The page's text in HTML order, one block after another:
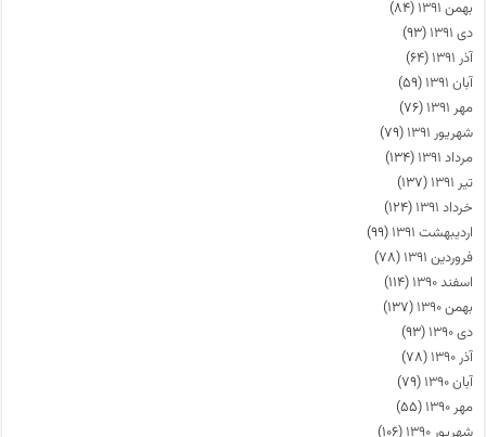
بهمن ۱۳۹۱
(۸۴)
دی ۱۳۹۱
(۹۳)
آذر ۱۳۹۱
(۶۴)
آبان ۱۳۹۱
(۵۹)
مهر ۱۳۹۱
(۷۶)
شهریور ۱۳۹۱
(۷۹)
مرداد ۱۳۹۱
(۱۳۴)
تیر ۱۳۹۱
(۱۳۷)
خرداد ۱۳۹۱
(۱۲۴)
اردیبهشت ۱۳۹۱
(۹۹)
فروردین ۱۳۹۱
(۷۸)
اسفند ۱۳۹۰
(۱۱۴)
بهمن ۱۳۹۰
(۱۳۷)
دی ۱۳۹۰
(۹۳)
آذر ۱۳۹۰
(۷۸)
آبان ۱۳۹۰
(۷۹)
مهر ۱۳۹۰
(۵۵)